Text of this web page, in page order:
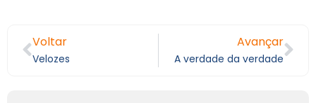
Voltar
Velozes
Avançar
A verdade da verdade